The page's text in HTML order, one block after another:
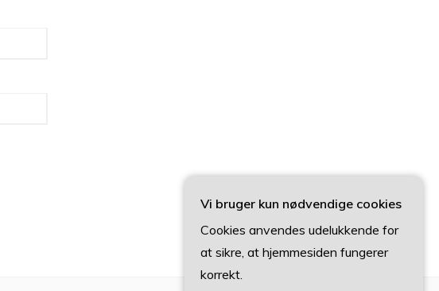
Vi bruger kun nødvendige cookies
Cookies anvendes udelukkende for
at sikre, at hjemmesiden fungerer
korrekt.